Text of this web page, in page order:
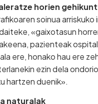
horien
soinua arriskuko
«gaixotasun
pazienteak
ere, honako hau ere
ezin dela
hartzen duenik».
naturalak